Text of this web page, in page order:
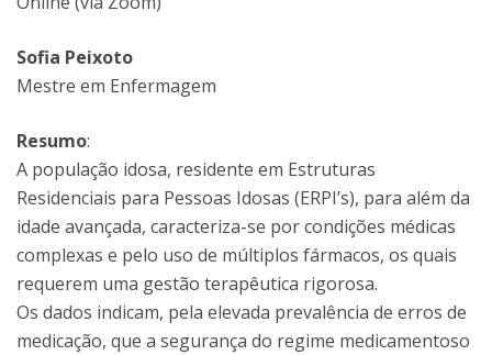
Sofia Peixoto
Mestre em Enfermagem
Resumo:
A população idosa, residente em Estruturas
Residenciais para Pessoas Idosas (ERPI’s), para além da
idade avançada, caracteriza-se por condições médicas
complexas e pelo uso de múltiplos fármacos, os quais
requerem uma gestão terapêutica rigorosa.
Os dados indicam, pela elevada prevalência de erros de
medicação, que a segurança do regime medicamentoso